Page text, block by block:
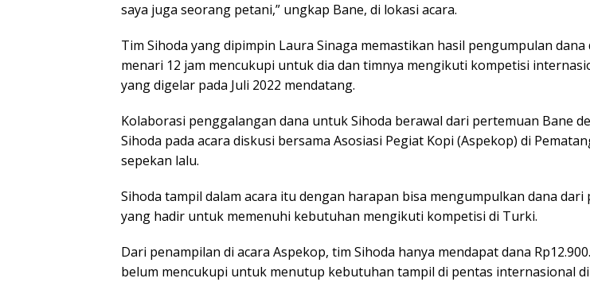
saya juga seorang petani,” ungkap Bane, di lokasi acara.
Tim Sihoda yang dipimpin Laura Sinaga memastikan hasil pengumpulan dana
menari 12 jam mencukupi untuk dia dan timnya mengikuti kompetisi
yang digelar pada Juli 2022 mendatang.
Kolaborasi penggalangan dana untuk Sihoda berawal dari pertemuan Bane
Sihoda pada acara diskusi bersama Asosiasi Pegiat Kopi (Aspekop) di
sepekan lalu.
Sihoda tampil dalam acara itu dengan harapan bisa mengumpulkan dana dari
yang hadir untuk memenuhi kebutuhan mengikuti kompetisi di Turki.
Dari penampilan di acara Aspekop, tim Sihoda hanya mendapat dana
belum mencukupi untuk menutup kebutuhan tampil di pentas internasional